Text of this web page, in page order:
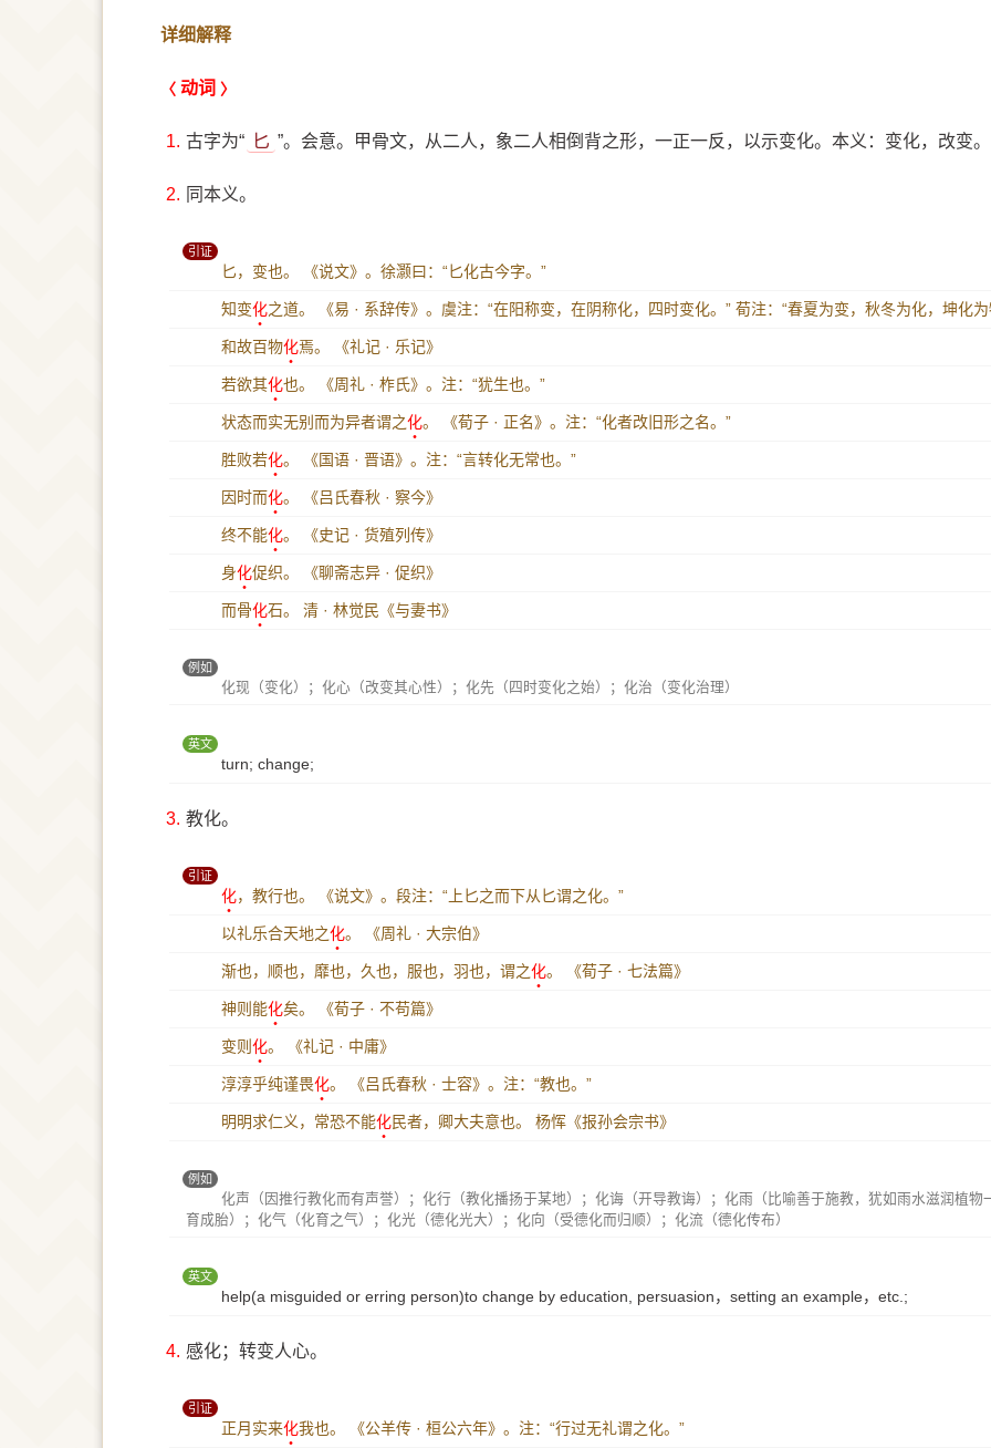
详细解释
动词
1. 古字为“ 匕 ”。会意。甲骨文，从二人，象二人相倒背之形，一正一反，以示变化。本义：变化，改变。
2. 同本义。
引证
匕，变也。 《说文》。徐灏曰：“匕化古今字。”
知变化之道。 《易 · 系辞传》。虞注：“在阳称变，在阴称化，四时变化。” 荀注：“春夏为变，秋冬为化，坤化为
和故百物化焉。 《礼记 · 乐记》
若欲其化也。 《周礼 · 柞氏》。注：“犹生也。”
状态而实无别而为异者谓之化。 《荀子 · 正名》。注：“化者改旧形之名。”
胜败若化。 《国语 · 晋语》。注：“言转化无常也。”
因时而化。 《吕氏春秋 · 察今》
终不能化。 《史记 · 货殖列传》
身化促织。 《聊斋志异 · 促织》
而骨化石。 清 · 林觉民《与妻书》
例如
化现（变化）；化心（改变其心性）；化先（四时变化之始）；化治（变化治理）
英文
turn; change;
3. 教化。
引证
化，教行也。 《说文》。段注：“上匕之而下从匕谓之化。”
以礼乐合天地之化。 《周礼 · 大宗伯》
渐也，顺也，靡也，久也，服也，羽也，谓之化。 《荀子 · 七法篇》
神则能化矣。 《荀子 · 不苟篇》
变则 化。 《礼记 · 中庸》
淳淳乎纯谨畏化。 《吕氏春秋 · 士容》。注：“教也。”
明明求仁义，常恐不能化民者，卿大夫意也。 杨恽《报孙会宗书》
例如
化声（因推行教化而有声誉）；化行（教化播扬于某地）；化诲（开导教诲）；化雨（比喻善于施教，犹如雨水滋润植
育成胎）；化气（化育之气）；化光（德化光大）；化向（受德化而归顺）；化流（德化传布）
英文
help(a misguided or erring person)to change by education, persuasion，setting an example，etc.;
4. 感化；转变人心。
引证
正月实来化我也。 《公羊传 · 桓公六年》。注：“行过无礼谓之化。”